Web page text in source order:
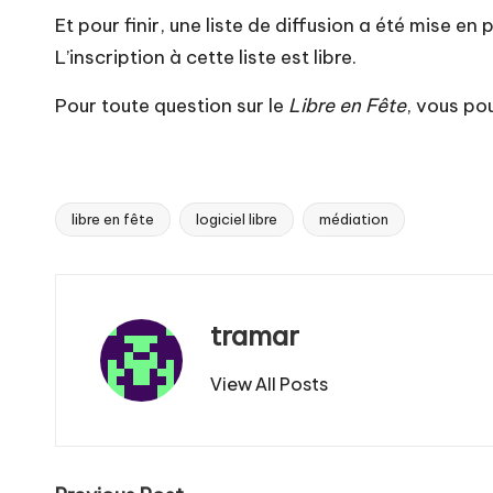
Et pour finir, une liste de diffusion a été mise
L’inscription à cette liste est libre.
Pour toute question sur le Libre en Fête, vous
Tags:
libre en fête logiciel libre médiation
tramar
View All Posts